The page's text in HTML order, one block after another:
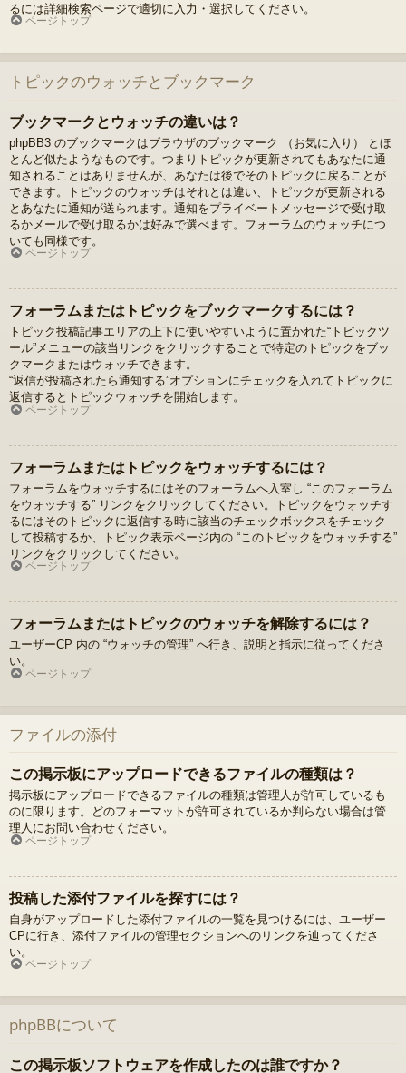
るには詳細検索ページで適切に入力・選択してください。
ページトップ
トピックのウォッチとブックマーク
ブックマークとウォッチの違いは？
phpBB3 のブックマークはブラウザのブックマーク （お気に入り） とほ
とんど似たようなものです。つまりトピックが更新されてもあなたに通
知されることはありませんが、あなたは後でそのトピックに戻ることが
できます。トピックのウォッチはそれとは違い、トピックが更新される
とあなたに通知が送られます。通知をプライベートメッセージで受け取
るかメールで受け取るかは好みで選べます。フォーラムのウォッチにつ
いても同様です。
ページトップ
フォーラムまたはトピックをブックマークするには？
トピック投稿記事エリアの上下に使いやすいように置かれた“トピックツ
ール”メニューの該当リンクをクリックすることで特定のトピックをブッ
クマークまたはウォッチできます。
“返信が投稿されたら通知する”オプションにチェックを入れてトピックに
返信するとトピックウォッチを開始します。
ページトップ
フォーラムまたはトピックをウォッチするには？
フォーラムをウォッチするにはそのフォーラムへ入室し “このフォーラム
をウォッチする” リンクをクリックしてください。トピックをウォッチす
るにはそのトピックに返信する時に該当のチェックボックスをチェック
して投稿するか、トピック表示ページ内の “このトピックをウォッチする”
リンクをクリックしてください。
ページトップ
フォーラムまたはトピックのウォッチを解除するには？
ユーザーCP 内の “ウォッチの管理” へ行き、説明と指示に従ってくださ
い。
ページトップ
ファイルの添付
この掲示板にアップロードできるファイルの種類は？
掲示板にアップロードできるファイルの種類は管理人が許可しているも
のに限ります。どのフォーマットが許可されているか判らない場合は管
理人にお問い合わせください。
ページトップ
投稿した添付ファイルを探すには？
自身がアップロードした添付ファイルの一覧を見つけるには、ユーザー
CPに行き、添付ファイルの管理セクションへのリンクを辿ってくださ
い。
ページトップ
phpBBについて
この掲示板ソフトウェアを作成したのは誰ですか？